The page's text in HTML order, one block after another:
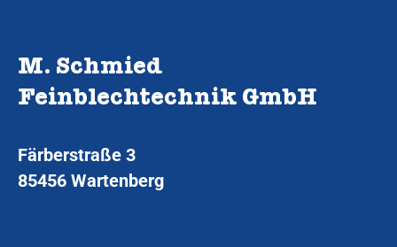
M. Schmied
Feinblechtechnik GmbH
Färberstraße 3
85456 Wartenberg